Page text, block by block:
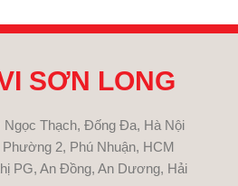
SƠN LONG
Thạch, Đống Đa, Hà Nội
2, Phú Nhuận, HCM
PG, An Đồng, An Dương, Hải